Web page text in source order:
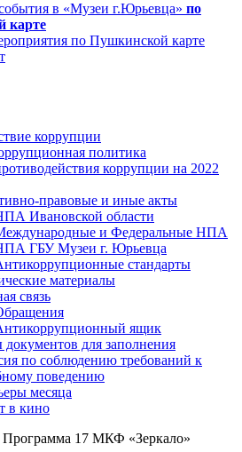
в «Музеи г.Юрьевца» по
карте
по Пушкинской карте
коррупции
политика
коррупции на 2022
правовые и иные акты
Ивановской области
и Федеральные НПА
ГБУ Музеи г. Юрьевца
стандарты
материалы
связь
ящик
для заполнения
по соблюдению требований к
поведению
месяца
в кино
Программа 17 МКФ «Зеркало»